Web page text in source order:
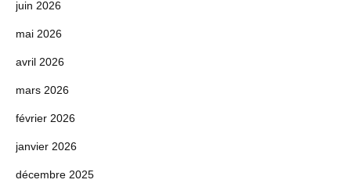
juin 2026
mai 2026
avril 2026
mars 2026
février 2026
janvier 2026
décembre 2025